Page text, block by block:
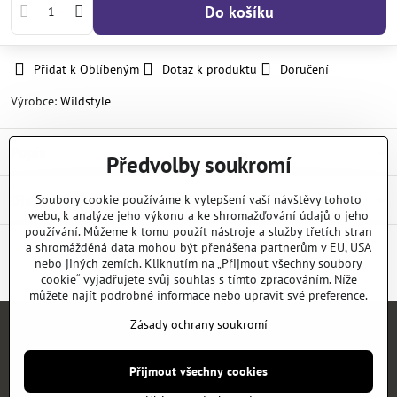
Do košíku
Přidat k Oblíbeným Dotaz k produktu
Doručení
Výrobce: Wildstyle
Diskuse 0
FacebookTwitterBlueskyPinterestReddit LinkedInWhatsApp
E-
mail
KATALOGY NEWS
©2026CopyrightPředvolby soukromíZásady ochrany soukromí
Předvolby soukromí
Soubory cookie používáme k vylepšení vaší návštěvy tohoto
webu, k analýze jeho výkonu a ke shromažďování údajů o jeho
používání. Můžeme k tomu použít nástroje a služby třetích stran
a shromážděná data mohou být přenášena partnerům v EU, USA
nebo jiných zemích. Kliknutím na „Přijmout všechny soubory
cookie“ vyjadřujete svůj souhlas s tímto zpracováním. Níže
můžete najít podrobné informace nebo upravit své preference.
Zásady ochrany soukromí
Přijmout všechny cookies